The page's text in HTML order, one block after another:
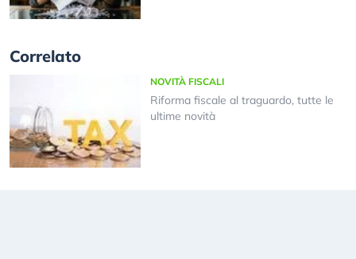
Correlato
NOVITÀ FISCALI
Riforma fiscale al traguardo, tutte le
ultime novità